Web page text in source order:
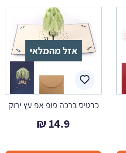
אזל מהמלאי
כרטיס ברכה פופ אפ עץ ירוק
14.9
₪